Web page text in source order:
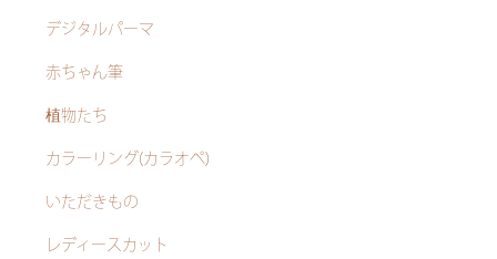
デジタルパーマ
赤ちゃん筆
植物たち
カラーリング(カラオペ)
いただきもの
レディースカット